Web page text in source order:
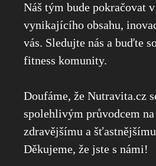
Náš tým bude pokračovat
vynikajícího obsahu,
vás. Sledujte nás a buďte
fitness komunity.
Doufáme, že Nutravita.cz
spolehlivým průvodcem na
zdravějšímu a
Děkujeme, že jste s námi!